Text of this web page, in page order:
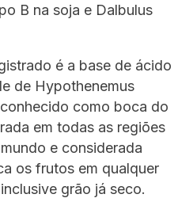
B na soja e Dalbulus
é a base de ácido
de Hypothenemus
como boca do
em todas as regiões
e considerada
os frutos em qualquer
grão já seco.